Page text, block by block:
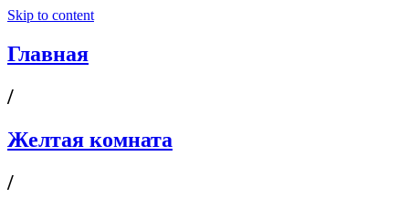
Skip to content
Главная
/
Желтая комната
/